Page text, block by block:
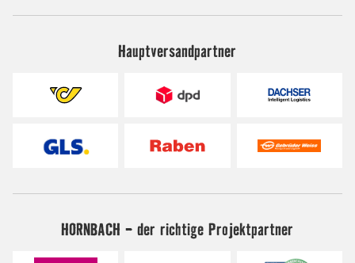
Hauptversandpartner
HORNBACH - der richtige Projektpartner